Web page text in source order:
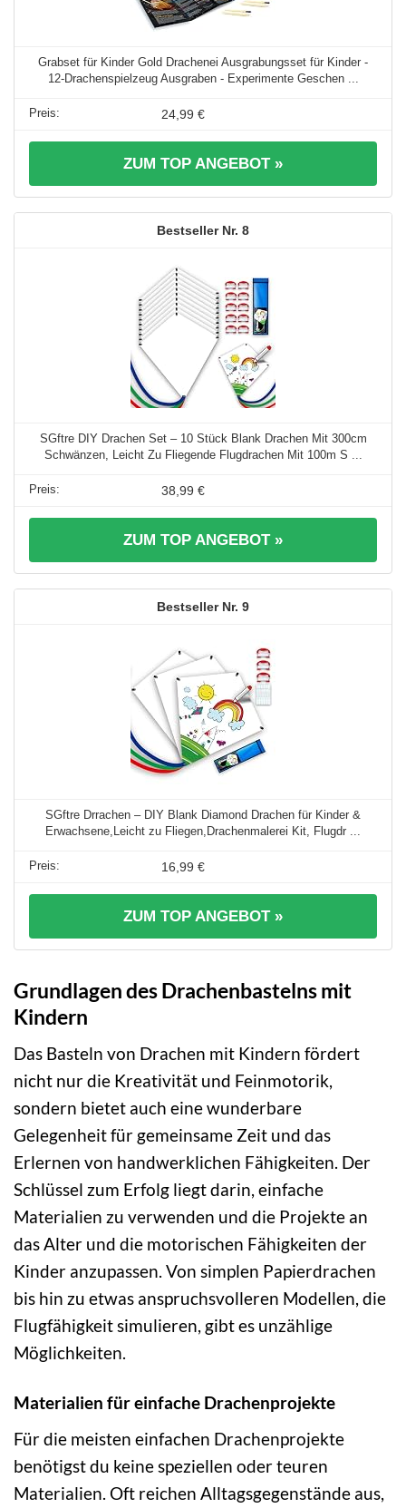
Grabset für Kinder Gold Drachenei Ausgrabungsset für Kinder -
12-Drachenspielzeug Ausgraben - Experimente Geschen ...
24,99 €
ZUM TOP ANGEBOT »
8
SGftre DIY Drachen Set – 10 Stück Blank Drachen Mit 300cm
Schwänzen, Leicht Zu Fliegende Flugdrachen Mit 100m S ...
38,99 €
ZUM TOP ANGEBOT »
9
SGftre Drrachen – DIY Blank Diamond Drachen für Kinder &
Erwachsene,Leicht zu Fliegen,Drachenmalerei Kit, Flugdr ...
16,99 €
ZUM TOP ANGEBOT »
Grundlagen des Drachenbastelns mit
Kindern
Das Basteln von Drachen mit Kindern fördert
nicht nur die Kreativität und Feinmotorik,
sondern bietet auch eine wunderbare
Gelegenheit für gemeinsame Zeit und das
Erlernen von handwerklichen Fähigkeiten. Der
Schlüssel zum Erfolg liegt darin, einfache
Materialien zu verwenden und die Projekte an
das Alter und die motorischen Fähigkeiten der
Kinder anzupassen. Von simplen Papierdrachen
bis hin zu etwas anspruchsvolleren Modellen, die
Flugfähigkeit simulieren, gibt es unzählige
Möglichkeiten.
Materialien für einfache Drachenprojekte
Für die meisten einfachen Drachenprojekte
benötigst du keine speziellen oder teuren
Materialien. Oft reichen Alltagsgegenstände aus,